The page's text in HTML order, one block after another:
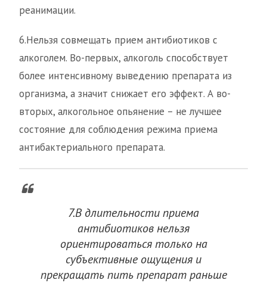
реанимации.
6.Нельзя совмещать прием антибиотиков с
алкоголем. Во-первых, алкоголь способствует
более интенсивному выведению препарата из
организма, а значит снижает его эффект. А во-
вторых, алкогольное опьянение – не лучшее
состояние для соблюдения режима приема
антибактериального препарата.
7.В длительности приема
антибиотиков нельзя
ориентироваться только на
субъективные ощущения и
прекращать пить препарат раньше